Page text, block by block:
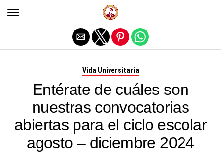
Vida Universitaria
Entérate de cuáles son
nuestras convocatorias
abiertas para el ciclo escolar
agosto – diciembre 2024
Salir de la versión móvil